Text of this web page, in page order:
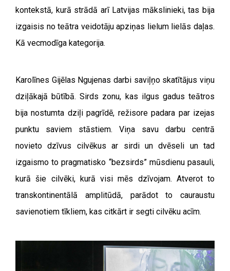
kontekstā, kurā strādā arī Latvijas mākslinieki, tas bija
izgaisis no teātra veidotāju apziņas lielum lielās daļas.
Kā vecmodīga kategorija.
Karolīnes Gijēlas Ngujenas darbi saviļņo skatītājus viņu
dziļākajā būtībā. Sirds zonu, kas ilgus gadus teātros
bija nostumta dziļi pagrīdē, režisore padara par izejas
punktu saviem stāstiem. Viņa savu darbu centrā
novieto dzīvus cilvēkus ar sirdi un dvēseli un tad
izgaismo to pragmatisko “bezsirds” mūsdienu pasauli,
kurā šie cilvēki, kurā visi mēs dzīvojam. Atverot to
transkontinentālā amplitūdā, parādot to cauraustu
savienotiem tīkliem, kas citkārt ir segti cilvēku acīm.